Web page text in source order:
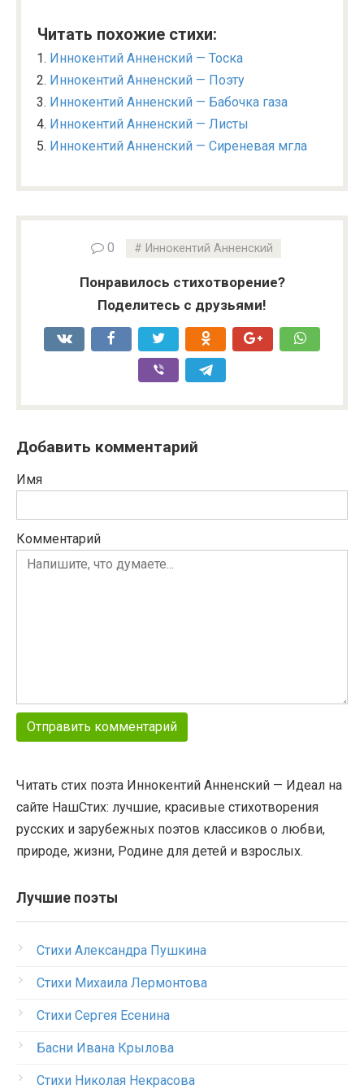
Читать похожие стихи:
Иннокентий Анненский — Тоска
Иннокентий Анненский — Поэту
Иннокентий Анненский — Бабочка газа
Иннокентий Анненский — Листы
Иннокентий Анненский — Сиреневая мгла
0 Иннокентий Анненский
Понравилось стихотворение?
Поделитесь с друзьями!
Добавить комментарий
Имя
Комментарий
Читать стих поэта Иннокентий Анненский — Идеал на
сайте НашСтих: лучшие, красивые стихотворения
русских и зарубежных поэтов классиков о любви,
природе, жизни, Родине для детей и взрослых.
Лучшие поэты
Стихи Александра Пушкина
Стихи Михаила Лермонтова
Стихи Сергея Есенина
Басни Ивана Крылова
Стихи Николая Некрасова